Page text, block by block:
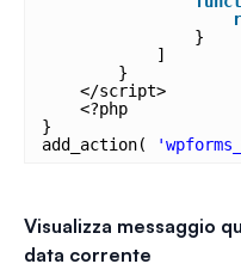
}
]
}
</script>
<?php
}
add_action(
Visualizza messaggio
data corrente